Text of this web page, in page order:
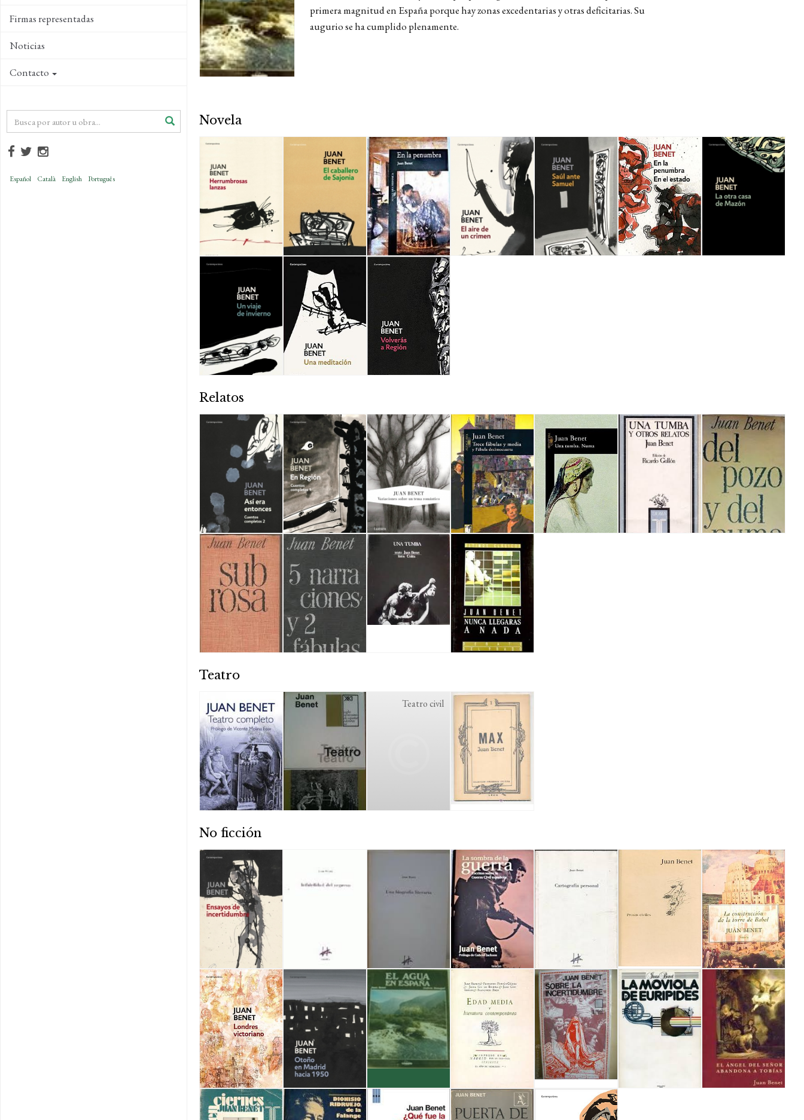
Firmas representadas
Noticias
Contacto
Español Català English Português
primera magnitud en España porque hay zonas excedentarias y otras deficitarias. Su
augurio se ha cumplido plenamente.
Novela
Relatos
Teatro
Teatro civil
No ficción